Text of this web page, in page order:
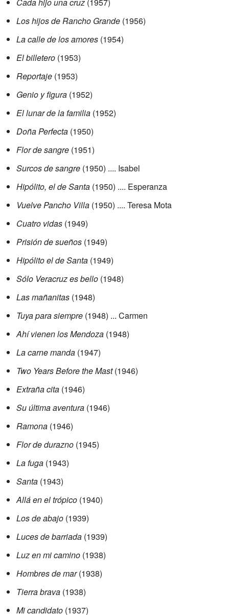
Cada hijo una cruz (1957)
Los hijos de Rancho Grande (1956)
La calle de los amores (1954)
El billetero (1953)
Reportaje (1953)
Genio y figura (1952)
El lunar de la familia (1952)
Doña Perfecta (1950)
Flor de sangre (1951)
Surcos de sangre (1950) .... Isabel
Hipólito, el de Santa (1950) .... Esperanza
Vuelve Pancho Villa (1950) .... Teresa Mota
Cuatro vidas (1949)
Prisión de sueños (1949)
Hipólito el de Santa (1949)
Sólo Veracruz es bello (1948)
Las mañanitas (1948)
Tuya para siempre (1948) ... Carmen
Ahí vienen los Mendoza (1948)
La carne manda (1947)
Two Years Before the Mast(1946)
Extraña cita (1946)
Su última aventura (1946)
Ramona (1946)
Flor de durazno (1945)
La fuga (1943)
Santa (1943)
Allá en el trópico (1940)
Los de abajo (1939)
Luces de barriada (1939)
Luz en mi camino (1938)
Hombres de mar(1938)
Tierra brava (1938)
Mi candidato (1937)